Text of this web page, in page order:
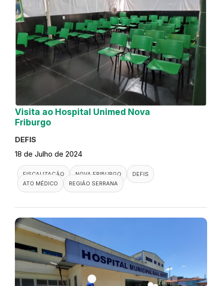
Visita ao Hospital Unimed Nova
Friburgo
DEFIS
18 de Julho de 2024
FISCALIZAÇÃO NOVA FRIBURGO
DEFIS
ATO MÉDICO
REGIÃO SERRANA